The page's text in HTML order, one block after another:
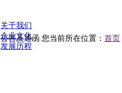
关于我们
企业文化
发展历程
公告及通函 您当前所在位置： 首页